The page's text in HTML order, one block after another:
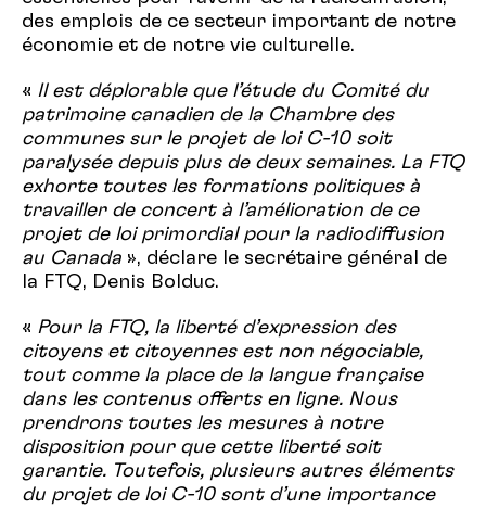
des emplois de ce secteur important de notre
économie et de notre vie culturelle.
« Il est déplorable que l’étude du Comité du
patrimoine canadien de la Chambre des
communes sur le projet de loi C-10 soit
paralysée depuis plus de deux semaines. La FTQ
exhorte toutes les formations politiques à
travailler de concert à l’amélioration de ce
projet de loi primordial pour la radiodiffusion
au Canada », déclare le secrétaire général de
la FTQ, Denis Bolduc.
« Pour la FTQ, la liberté d’expression des
citoyens et citoyennes est non négociable,
tout comme la place de la langue française
dans les contenus offerts en ligne. Nous
prendrons toutes les mesures à notre
disposition pour que cette liberté soit
garantie. Toutefois, plusieurs autres éléments
du projet de loi C-10 sont d’une importance